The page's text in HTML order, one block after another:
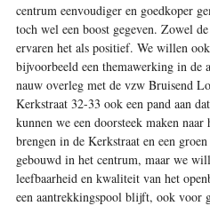
centrum eenvoudiger en goedkoper
toch wel een boost gegeven. Zowel
ervaren het als positief. We willen
bijvoorbeeld een themawerking in de
nauw overleg met de vzw Bruisend
Kerkstraat 32-33 ook een pand aan
kunnen we een doorsteek maken
brengen in de Kerkstraat en een
gebouwd in het centrum, maar we
leefbaarheid en kwaliteit van het
een aantrekkingspool blijft, ook voor